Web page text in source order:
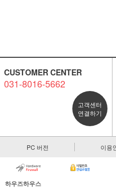
CUSTOMER CENTER
031-8016-5662
고객센터
연결하기
PC 버전 이용
하우즈하우스